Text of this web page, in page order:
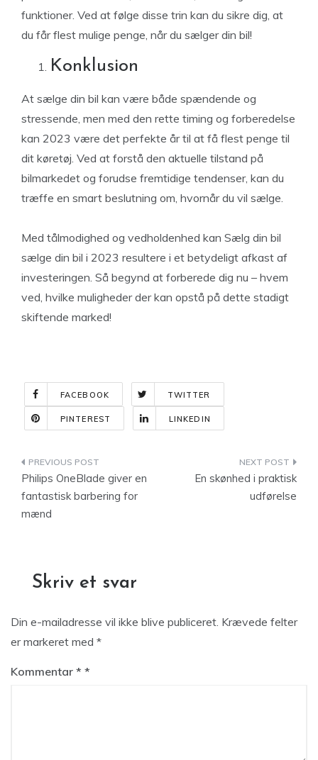
funktioner. Ved at følge disse trin kan du sikre dig, at
du får flest mulige penge, når du sælger din bil!
Konklusion
At sælge din bil kan være både spændende og
stressende, men med den rette timing og forberedelse
kan 2023 være det perfekte år til at få flest penge til
dit køretøj. Ved at forstå den aktuelle tilstand på
bilmarkedet og forudse fremtidige tendenser, kan du
træffe en smart beslutning om, hvornår du vil sælge.
Med tålmodighed og vedholdenhed kan Sælg din bil
sælge din bil i 2023 resultere i et betydeligt afkast af
investeringen. Så begynd at forberede dig nu – hvem
ved, hvilke muligheder der kan opstå på dette stadigt
skiftende marked!
FACEBOOK TWITTER
PINTEREST LINKEDIN
Indlægsnavigation
Philips OneBlade giver en
fantastisk barbering for
mænd
En skønhed i praktisk
udførelse
Skriv et svar
Din e-mailadresse vil ikke blive publiceret. Krævede felter
er markeret med *
Kommentar *